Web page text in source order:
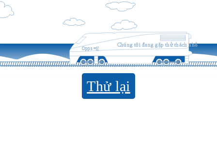
Opps =((
Chúng tôi đang gặp thử thách nhỏ
Thử lại